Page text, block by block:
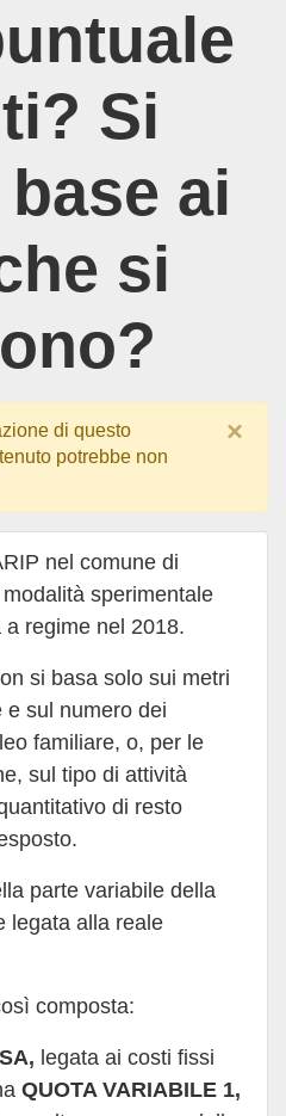
Si
ai
si
di questo
potrebbe non
×
nel comune di
sperimentale
regime nel 2018.
si basa solo sui metri
e sul numero dei
familiare, o, per le
sul tipo di attività
di resto
parte variabile della
legata alla reale
composta:
legata ai costi fissi
QUOTA VARIABILE 1,